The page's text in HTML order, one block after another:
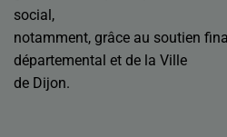
social,
notamment, grâce au soutien
départemental et de la Ville
de Dijon.